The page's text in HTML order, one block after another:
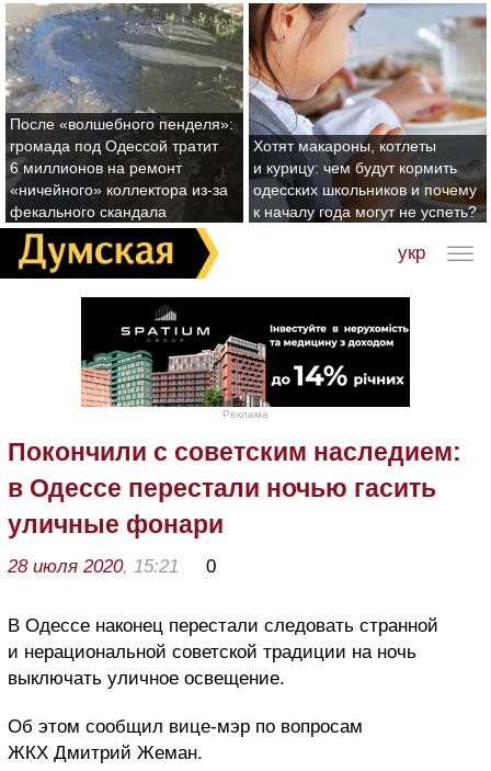
После «волшебного пенделя»:
громада под Одессой тратит
6 миллионов на ремонт
«ничейного» коллектора из-за
фекального скандала
Хотят макароны, котлеты
и курицу: чем будут кормить
одесских школьников и почему
к началу года могут не успеть?
укр
Реклама
Покончили с советским наследием:
в Одессе перестали ночью гасить
уличные фонари
28 июля 2020, 15:21 0
В Одессе наконец перестали следовать странной
и нерациональной советской традиции на ночь
выключать уличное освещение.
Об этом сообщил вице-мэр по вопросам
ЖКХ Дмитрий Жеман.